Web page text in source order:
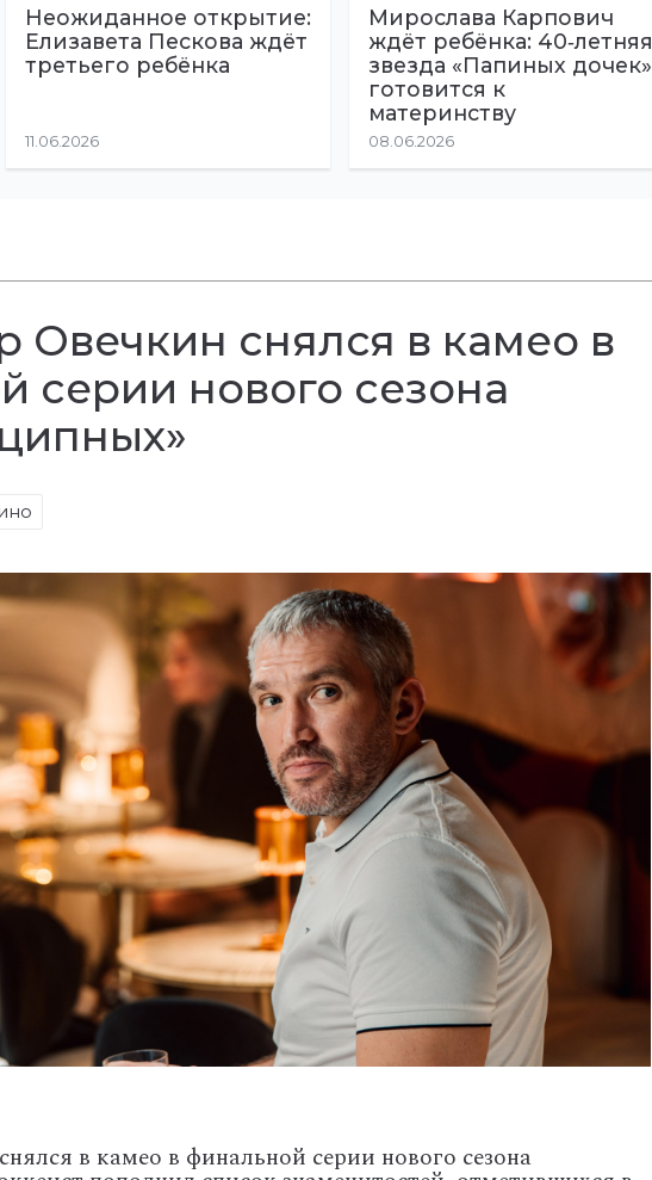
Неожиданное открытие:
Елизавета Пескова ждёт
третьего ребёнка
11.06.2026
Мирослава Карпович
ждёт ребёнка: 40‑летняя
звезда «Папиных дочек»
готовится к
материнству
08.06.2026
Овечкин снялся в камео в
серии нового сезона
в камео в финальной серии нового сезона